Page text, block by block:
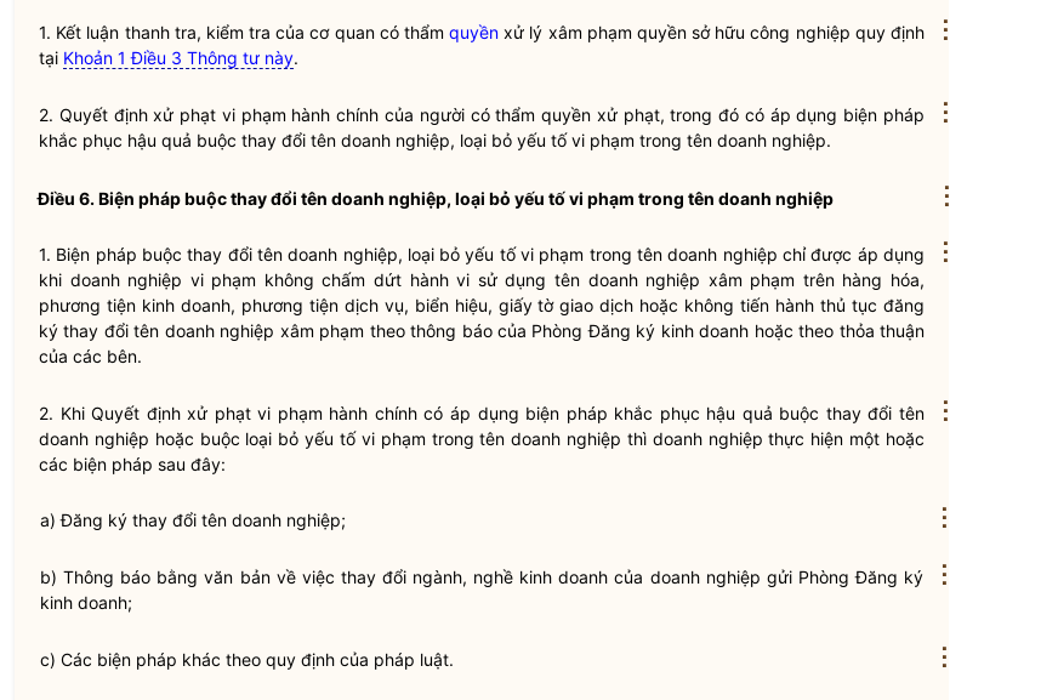
1. Kết luận thanh tra, kiểm tra của cơ quan có thẩmquyền xử lý xâm phạm quyềnsở hữu công nghiệp quy định
tại Khoản 1 Điều 3 Thông tư này.
2. Quyết định xử phạt vi phạm hành chính của người có thẩmquyền xử phạt, trong đó có áp dụng biện pháp
khắc phục hậu quả buộc thay đổi tên doanh nghiệp, loại bỏ yếu tố vi phạm trong tên doanh nghiệp.
Điều 6. Biện pháp buộc thay đổi tên doanh nghiệp, loại bỏ yếu tố vi phạm trong tên doanh nghiệp
1. Biện pháp buộc thay đổi tên doanh nghiệp, loại bỏ yếu tố vi phạm trong tên doanh nghiệp chỉ được áp dụng
khi doanh nghiệp vi phạm không chấm dứt hành vi sử dụng tên doanh nghiệp xâm phạm trên hàng hóa,
phương tiện kinh doanh, phương tiện dịch vụ, biển hiệu, giấy tờ giao dịch hoặc không tiến hành thủ tục đăng
ký thay đổi tên doanh nghiệp xâm phạm theo thông báo của PhòngĐăng ký kinh doanh hoặc theo thỏa thuận
của các bên.
2. Khi Quyết định xử phạt vi phạm hành chính có áp dụng biện pháp khắc phục hậu quả buộc thay đổi tên
doanh nghiệp hoặc buộc loại bỏ yếu tố vi phạm trong tên doanh nghiệp thì doanh nghiệp thực hiện một hoặc
các biện pháp sau đây:
a) Đăng ký thay đổi tên doanh nghiệp;
b) Thông báo bằng văn bản về việc thay đổi ngành, nghề kinh doanh của doanh nghiệp gửi PhòngĐăng ký
kinh doanh;
c) Các biện pháp khác theo quy định của pháp luật.
⋮
⋮
⋮
⋮
⋮
⋮
⋮
⋮